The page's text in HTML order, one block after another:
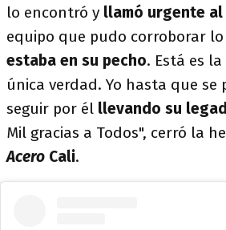
lo encontró y llamó urgente al
equipo que pudo corroborar lo
estaba en su pecho. Está es
única verdad. Yo hasta que se
seguir por él llevando su
Mil gracias a Todos", cerró la
Acero Cali.